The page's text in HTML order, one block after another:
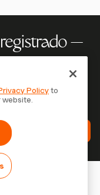
registrado —
registran tiempo,
con Harvest.
segundos.
Policyto
website.